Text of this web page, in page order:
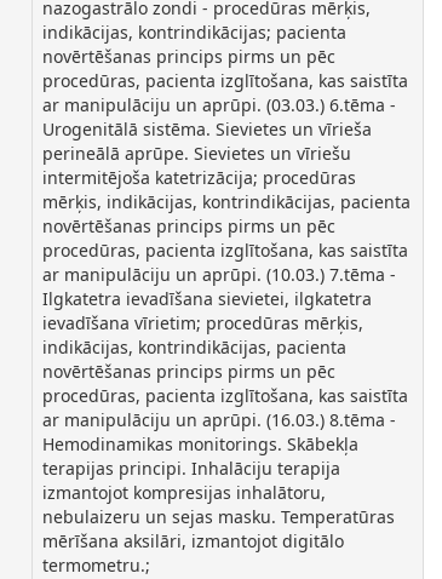
nazogastrālo zondi - procedūras mērķis,
indikācijas, kontrindikācijas; pacienta
novērtēšanas princips pirms un pēc
procedūras, pacienta izglītošana, kas saistīta
ar manipulāciju un aprūpi. (03.03.) 6.tēma -
Urogenitālā sistēma. Sievietes un vīrieša
perineālā aprūpe. Sievietes un vīriešu
intermitējoša katetrizācija; procedūras
mērķis, indikācijas, kontrindikācijas, pacienta
novērtēšanas princips pirms un pēc
procedūras, pacienta izglītošana, kas saistīta
ar manipulāciju un aprūpi. (10.03.) 7.tēma -
Ilgkatetra ievadīšana sievietei, ilgkatetra
ievadīšana vīrietim; procedūras mērķis,
indikācijas, kontrindikācijas, pacienta
novērtēšanas princips pirms un pēc
procedūras, pacienta izglītošana, kas saistīta
ar manipulāciju un aprūpi. (16.03.) 8.tēma -
Hemodinamikas monitorings. Skābekļa
terapijas principi. Inhalāciju terapija
izmantojot kompresijas inhalātoru,
nebulaizeru un sejas masku. Temperatūras
mērīšana aksilāri, izmantojot digitālo
termometru.;